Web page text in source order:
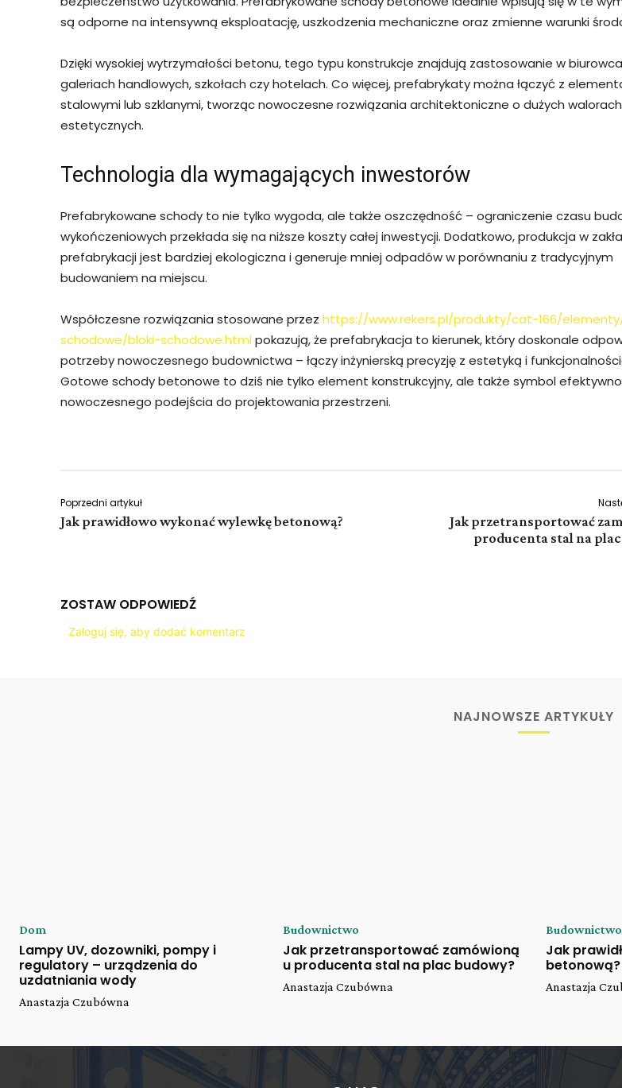
są odporne na intensywną eksploatację, uszkodzenia mechaniczne oraz zmienne warunki
Dzięki wysokiej wytrzymałości betonu, tego typu konstrukcje znajdują zastosowanie w
galeriach handlowych, szkołach czy hotelach. Co więcej, prefabrykaty można łączyć z
stalowymi lub szklanymi, tworząc nowoczesne rozwiązania architektoniczne o dużych walorach
estetycznych.
Technologia dla wymagających inwestorów
Prefabrykowane schody to nie tylko wygoda, ale także oszczędność – ograniczenie czasu
wykończeniowych przekłada się na niższe koszty całej inwestycji. Dodatkowo, produkcja w
prefabrykacji jest bardziej ekologiczna i generuje mniej odpadów w porównaniu z tradycyjnym
budowaniem na miejscu.
Współczesne rozwiązania stosowane przez https://www.rekers.pl/produkty/cat-166/
schodowe/bloki-schodowe.htmlpokazują, że prefabrykacja to kierunek, który doskonale
potrzeby nowoczesnego budownictwa – łączy inżynierską precyzję z estetyką i
Gotowe schody betonowe to dziś nie tylko element konstrukcyjny, ale także symbol
nowoczesnego podejścia do projektowania przestrzeni.
Poprzedni artykuł
Jak prawidłowo wykonać wylewkę betonową?
Jak przetransportować
producenta stal na
ZOSTAW ODPOWIEDŹ
Zaloguj się, aby dodać komentarz
NAJNOWSZE ARTYKUŁY
Dom
Lampy UV, dozowniki, pompy i
regulatory – urządzenia do
uzdatniania wody
Anastazja Czubówna
Budownictwo
Jak przetransportować zamówioną
u producenta stal na plac budowy?
Anastazja Czubówna
Budownictwo
Jak
betonową?
Anastazja